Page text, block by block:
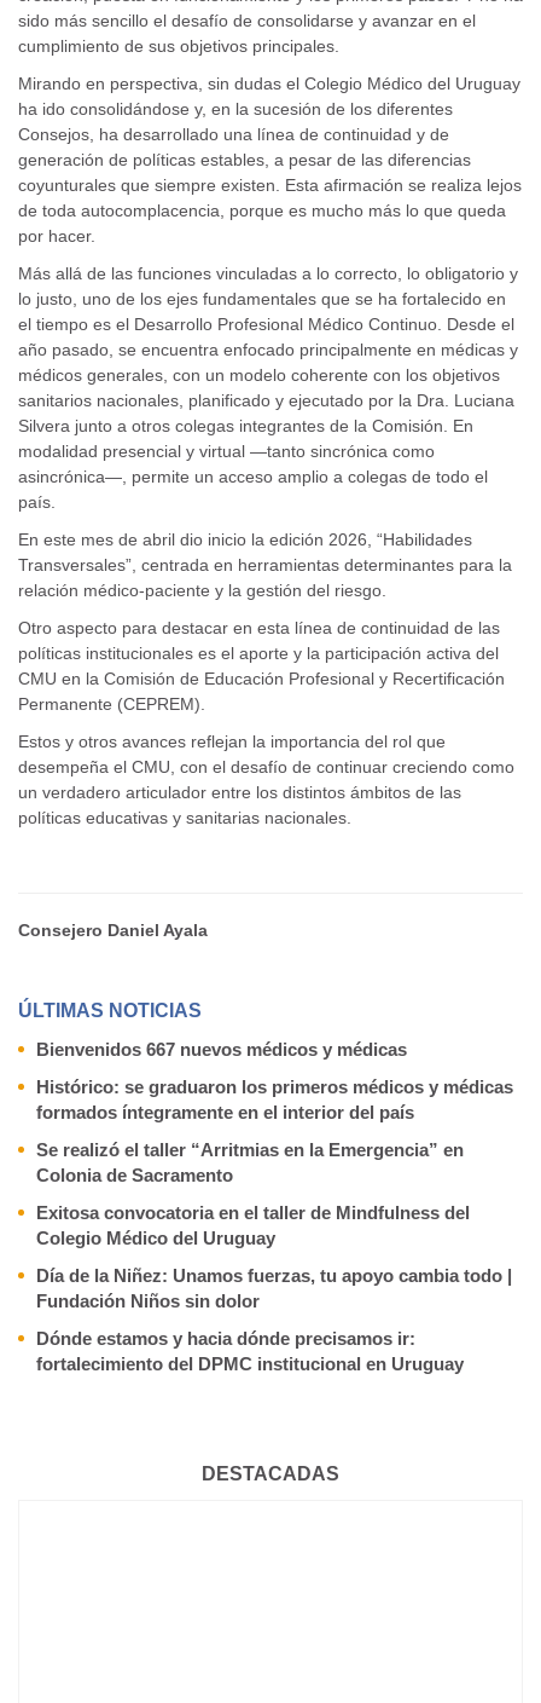
sido más sencillo el desafío de consolidarse y avanzar en el
cumplimiento de sus objetivos principales.
Mirando en perspectiva, sin dudas el Colegio Médico del Uruguay
ha ido consolidándose y, en la sucesión de los diferentes
Consejos, ha desarrollado una línea de continuidad y de
generación de políticas estables, a pesar de las diferencias
coyunturales que siempre existen. Esta afirmación se realiza lejos
de toda autocomplacencia, porque es mucho más lo que queda
por hacer.
Más allá de las funciones vinculadas a lo correcto, lo obligatorio y
lo justo, uno de los ejes fundamentales que se ha fortalecido en
el tiempo es el Desarrollo Profesional Médico Continuo. Desde el
año pasado, se encuentra enfocado principalmente en médicas y
médicos generales, con un modelo coherente con los objetivos
sanitarios nacionales, planificado y ejecutado por la Dra. Luciana
Silvera junto a otros colegas integrantes de la Comisión. En
modalidad presencial y virtual —tanto sincrónica como
asincrónica—, permite un acceso amplio a colegas de todo el
país.
En este mes de abril dio inicio la edición 2026, “Habilidades
Transversales”, centrada en herramientas determinantes para la
relación médico-paciente y la gestión del riesgo.
Otro aspecto para destacar en esta línea de continuidad de las
políticas institucionales es el aporte y la participación activa del
CMU en la Comisión de Educación Profesional y Recertificación
Permanente (CEPREM).
Estos y otros avances reflejan la importancia del rol que
desempeña el CMU, con el desafío de continuar creciendo como
un verdadero articulador entre los distintos ámbitos de las
políticas educativas y sanitarias nacionales.
Consejero Daniel Ayala
ÚLTIMAS NOTICIAS
Bienvenidos 667 nuevos médicos y médicas
Histórico: se graduaron los primeros médicos y médicas
formados íntegramente en el interior del país
Se realizó el taller “Arritmias en la Emergencia” en
Colonia de Sacramento
Exitosa convocatoria en el taller de Mindfulness del
Colegio Médico del Uruguay
Día de la Niñez: Unamos fuerzas, tu apoyo cambia todo |
Fundación Niños sin dolor
Dónde estamos y hacia dónde precisamos ir:
fortalecimiento del DPMC institucional en Uruguay
DESTACADAS